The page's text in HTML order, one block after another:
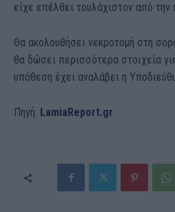
είχε επέλθει τουλάχιστον από την
Θα ακολουθήσει νεκροτομή στη
θα δώσει περισσότερα στοιχεία
υπόθεση έχει αναλάβει η
Πηγή: LamiaReport.gr